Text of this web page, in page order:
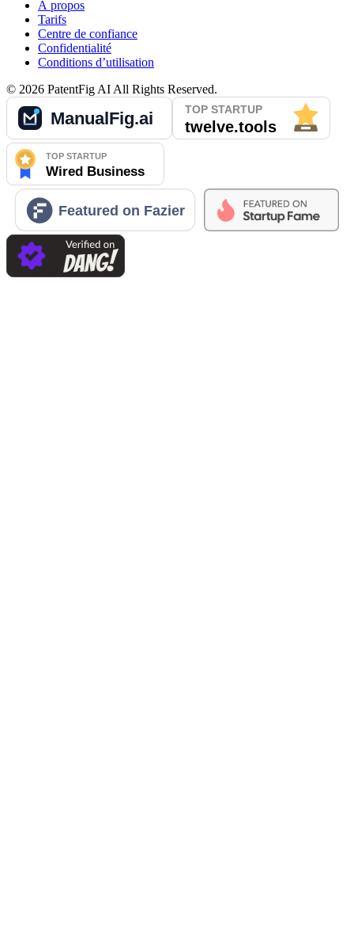
À propos
Tarifs
Centre de confiance
Confidentialité
Conditions d’utilisation
© 2026 PatentFig AI All Rights Reserved.